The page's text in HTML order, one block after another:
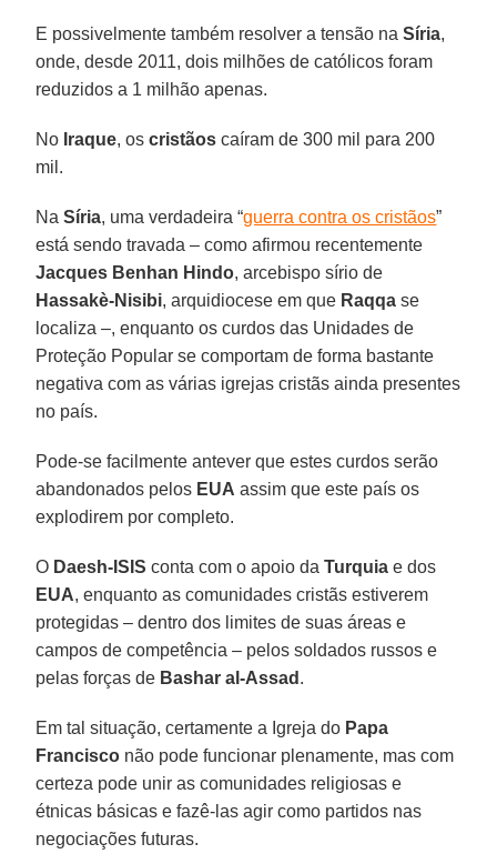
E possivelmente também resolver a tensão naSíria,
onde, desde 2011, dois milhões de católicos foram
reduzidos a 1 milhão apenas.
No Iraque, oscristãos caíram de 300 mil para 200
mil.
NaSíria, uma verdadeira “guerra contra os cristãos”
está sendo travada – como afirmou recentemente
Jacques Benhan Hindo, arcebispo sírio de
Hassakè-Nisibi, arquidiocese em que Raqqa se
localiza –, enquanto os curdos das Unidades de
Proteção Popular se comportam de forma bastante
negativa com as várias igrejas cristãs ainda presentes
no país.
Pode-se facilmente antever que estes curdos serão
abandonados pelos EUA assim que este país os
explodirem por completo.
O Daesh-ISIS conta com o apoio daTurquia e dos
EUA, enquanto as comunidades cristãs estiverem
protegidas – dentro dos limites de suas áreas e
campos de competência – pelos soldados russos e
pelas forças de Bashar al-Assad .
Em tal situação, certamente a Igreja do Papa
Francisco não pode funcionar plenamente, mas com
certeza pode unir as comunidades religiosas e
étnicas básicas e fazê-las agir como partidos nas
negociações futuras.